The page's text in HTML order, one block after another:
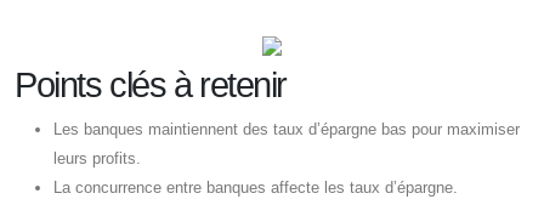
Points clés à retenir
Les banques maintiennent des taux d’épargne bas pour maximiser
leurs profits.
La concurrence entre banques affecte les taux d’épargne.